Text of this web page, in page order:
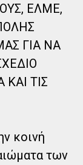
ΕΛΜΕ,
ΓΙΑ ΝΑ
ΤΙΣ
κοινή
των